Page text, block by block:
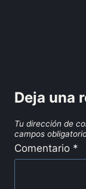
Deja una
Tu dirección de
campos
Comentario *